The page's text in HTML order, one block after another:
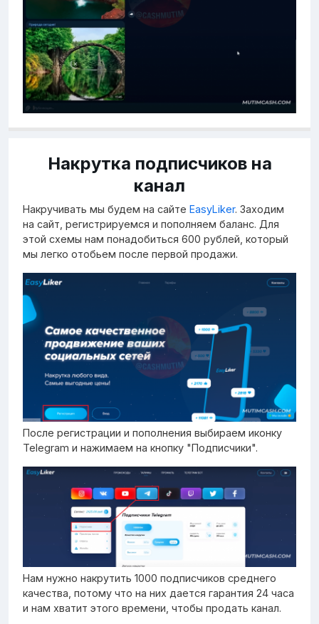
Накрутка подписчиков на
канал
Накручивать мы будем на сайте EasyLiker. Заходим
на сайт, регистрируемся и пополняем баланс. Для
этой схемы нам понадобиться 600 рублей, который
мы легко отобьем после первой продажи.
После регистрации и пополнения выбираем иконку
Telegram и нажимаем на кнопку "Подписчики".
Нам нужно накрутить 1000 подписчиков среднего
качества, потому что на них дается гарантия 24 часа
и нам хватит этого времени, чтобы продать канал.